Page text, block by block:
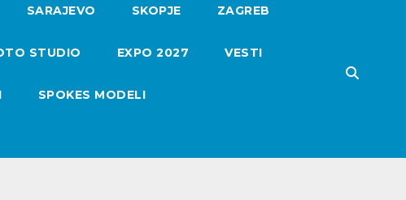
SARAJEVO SKOPJE ZAGREB
STUDIO EXPO 2027 VESTI
SPOKES MODELI